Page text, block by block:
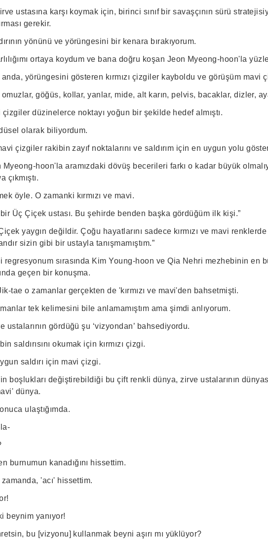
ustasına karşı koymak için, birinci sınıf bir savaşçının sürü
gerekir.
yönünü ve yörüngesini bir kenara bırakıyorum.
ortaya koydum ve bana doğru koşan Jeon Myeong-hoon'la
anda, yörüngesini gösteren kırmızı çizgiler kayboldu ve görüşüm mavi
omuzlar, göğüs, kollar, yanlar, mide, alt karın, pelvis, bacaklar, dizler,
çizgiler düzinelerce noktayı yoğun bir şekilde hedef almıştı.
olarak biliyordum.
çizgiler rakibin zayıf noktalarını ve saldırım için en uygun yolu
Myeong-hoon'la aramızdaki dövüş becerileri farkı o kadar büyük
çıkmıştı.
öyle. O zamanki kırmızı ve mavi.
bir Üç Çiçek ustası. Bu şehirde benden başka gördüğüm ilk kişi.”
yaygın değildir. Çoğu hayatlarını sadece kırmızı ve mavi
sizin gibi bir ustayla tanışmamıştım.”
regresyonum sırasında Kim Young-hoon ve Qia Nehri mezhebinin en
geçen bir konuşma.
tae o zamanlar gerçekten de 'kırmızı ve mavi'den bahsetmişti.
tek kelimesini bile anlamamıştım ama şimdi anlıyorum.
ustalarının gördüğü şu ‘vizyondan’ bahsediyordu.
saldırısını okumak için kırmızı çizgi.
saldırı için mavi çizgi.
boşlukları değiştirebildiği bu çift renkli dünya, zirve ustalarının
dünya.
ulaştığımda.
burnumun kanadığını hissettim.
zamanda, 'acı' hissettim.
beynim yanıyor!
bu [vizyonu] kullanmak beyni aşırı mı yüklüyor?